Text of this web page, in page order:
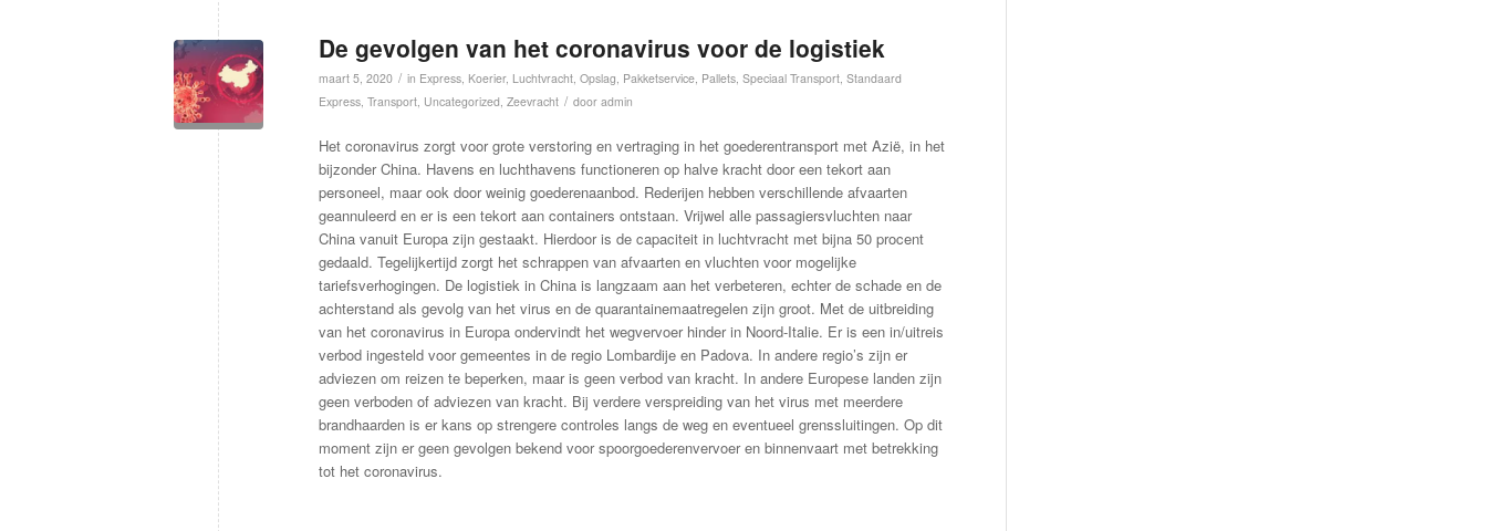
De gevolgen van het coronavirus voor de logistiek
maart 5, 2020 / in Express Koerier, Luchtvracht Opslag Pakketservice Pallets Speciaal Transport Standaard
Express Transport Uncategorized Zeevracht / door admin
Het coronavirus zorgt voor grote verstoring en vertraging in het goederentransport met Azië, in het
bijzonder China. Havens en luchthavens functioneren op halve kracht door een tekort aan
personeel, maar ook door weinig goederenaanbod. Rederijen hebben verschillende afvaarten
geannuleerd en er is een tekort aan containers ontstaan. Vrijwel alle passagiersvluchten naar
China vanuit Europa zijn gestaakt. Hierdoor is de capaciteit in luchtvracht met bijna 50 procent
gedaald. Tegelijkertijd zorgt het schrappen van afvaarten en vluchten voor mogelijke
tariefsverhogingen. De logistiek in China is langzaam aan het verbeteren, echter de schade en de
achterstand als gevolg van het virus en de quarantainemaatregelen zijn groot. Met de uitbreiding
van het coronavirus in Europa ondervindt het wegvervoer hinder in Noord-Italie. Er is een in/uitreis
verbod ingesteld voor gemeentes in de regio Lombardije en Padova. In andere regio’s zijn er
adviezen om reizen te beperken, maar is geen verbod van kracht. In andere Europese landen zijn
geen verboden of adviezen van kracht. Bij verdere verspreiding van het virus met meerdere
brandhaarden is er kans op strengere controles langs de weg en eventueel grenssluitingen. Op dit
moment zijn er geen gevolgen bekend voor spoorgoederenvervoer en binnenvaart met betrekking
tot het coronavirus.